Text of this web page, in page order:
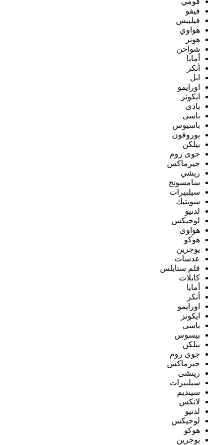
فيفو
فيليبس
هواوي
هونر
شواحن
أمايا
أنكر
ابل
اورايمو
ايكونز
بادى
باسى
باسيوس
بوروفون
بيلكن
جوى روم
جيرماكس
ريشي
سامسونج
سيلبيرات
شويتيك
لدنيو
لوجيكس
هواوى
هوكو
يوجرين
عدسات
قلم ستايلس
كابلات
أمايا
أنكر
اورايمو
ايكونز
باسى
بيسوس
بيلكن
جوى روم
جيرماكس
ريتشى
سيلبيرات
سينديم
لانكس
لدنيو
لوجيكس
هوكو
يوجرين